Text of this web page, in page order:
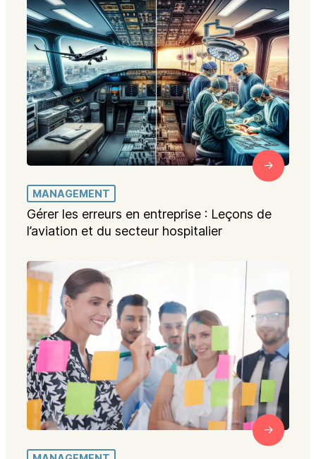
MANAGEMENT
Gérer les erreurs en entreprise : Leçons de
l’aviation et du secteur hospitalier